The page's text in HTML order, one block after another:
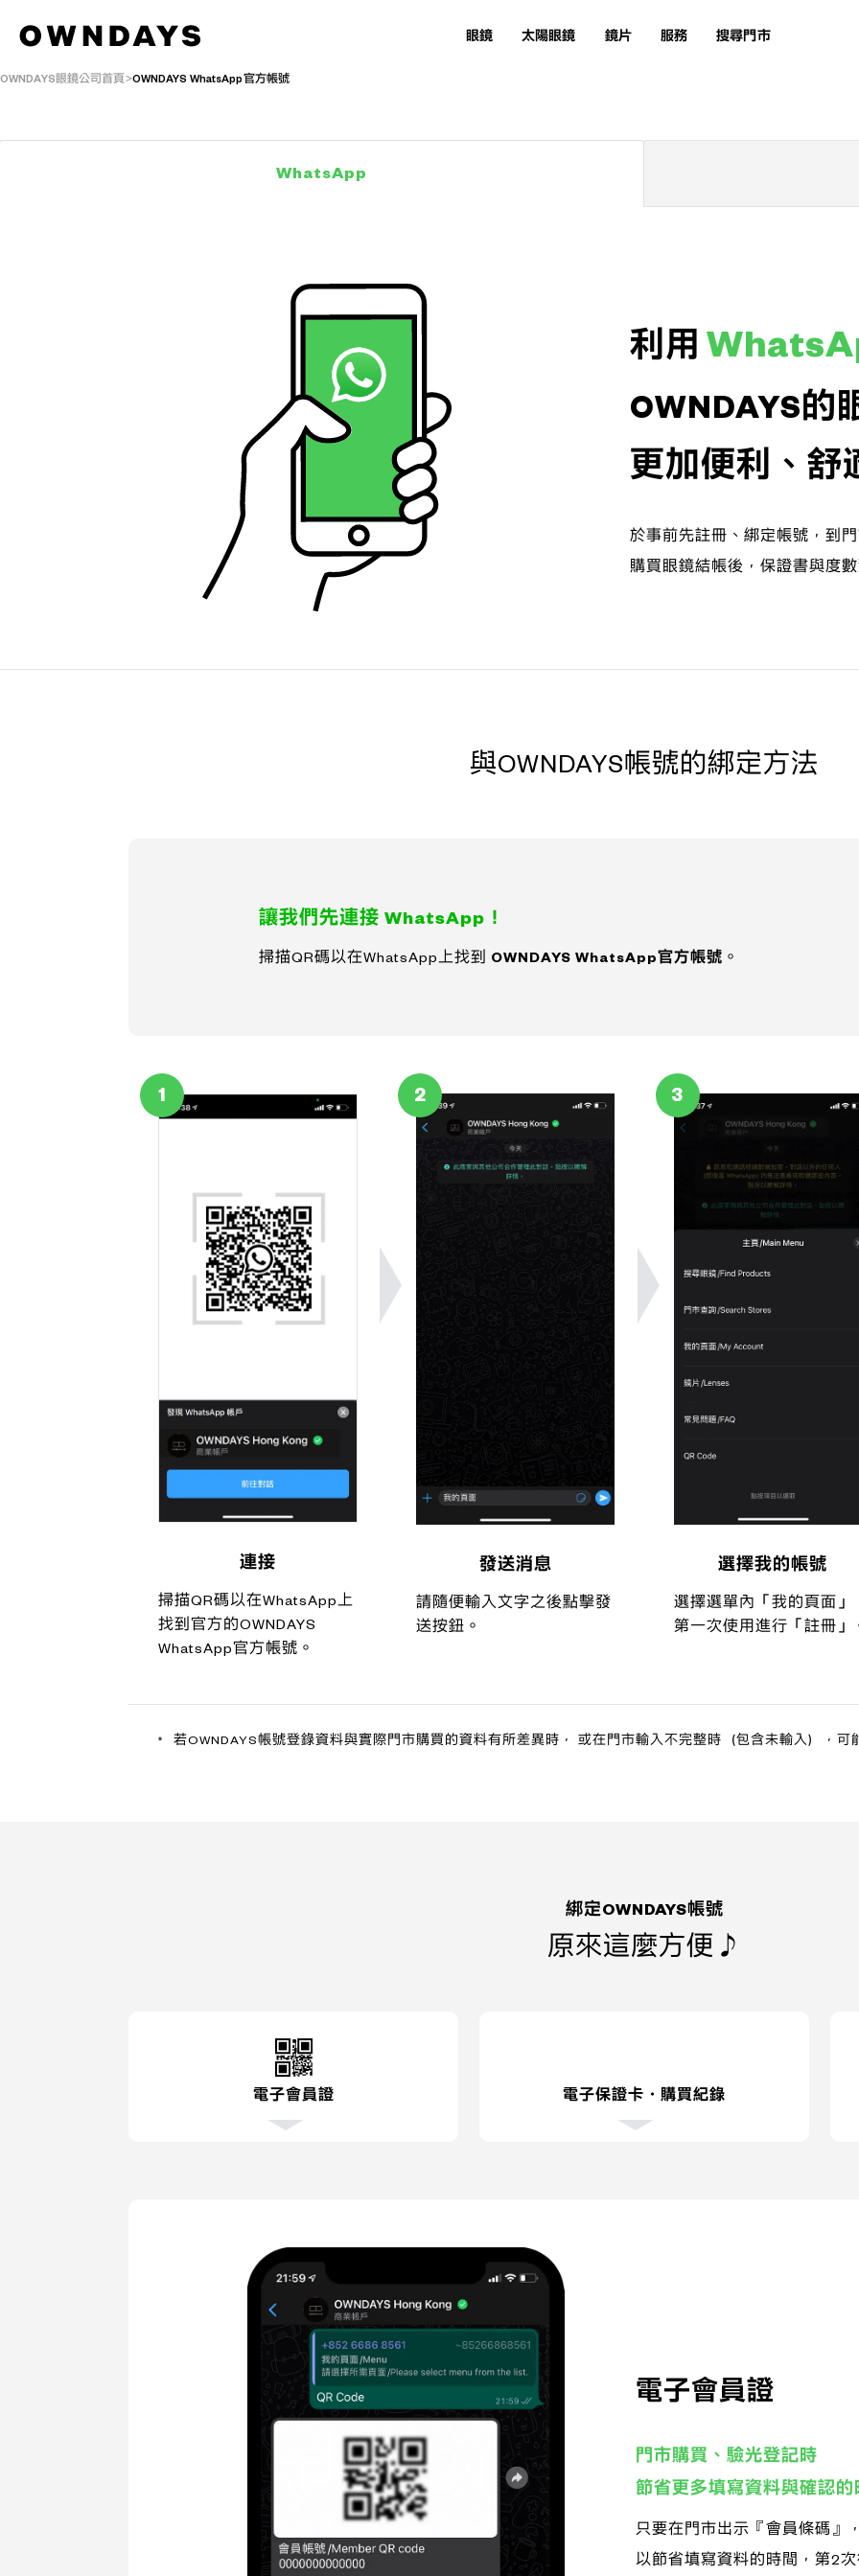
眼鏡 太陽眼鏡 鏡片 服務 搜尋門市
OWNDAYS眼鏡公司首頁 OWNDAYS WhatsApp官方帳號
WhatsApp
利用
OWNDAYS的
更加便利、舒
於事前先註冊、綁定帳號，到
購買眼鏡結帳後，保證書與度
與OWNDAYS帳號的綁定方法
讓我們先連接 WhatsApp！
掃描QR碼以在WhatsApp上找到 OWNDAYS WhatsApp官方帳號 。
1
連接
掃描QR碼以在WhatsApp上
找到官方的OWNDAYS
WhatsApp官方帳號。
2
發送消息
請隨便輸入文字之後點擊發
送按鈕。
3
選擇我的帳號
選擇選單內「我的頁面」
第一次使用進行「註冊」
若OWNDAYS帳號登錄資料與實際門市購買的資料有所差異時， 或在門市輸入不完整時（包含未輸入），可
綁定OWNDAYS帳號
原來這麼方便♪
電子會員證 電子保證卡・購買紀錄
電子會員證
門市購買、驗光登記時
節省更多填寫資料與確認的
只要在門市出示『會員條碼』
以節省填寫資料的時間，第2